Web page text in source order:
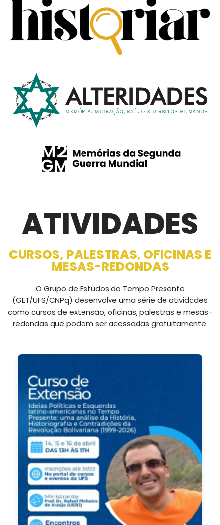
ATIVIDADES
CURSOS, PALESTRAS, OFICINAS E
MESAS-REDONDAS
O Grupo de Estudos do Tempo Presente
(GET/UFS/CNPq) desenvolve uma série de atividades
como cursos de extensão, oficinas, palestras e mesas-
redondas que podem ser acessadas gratuitamente.